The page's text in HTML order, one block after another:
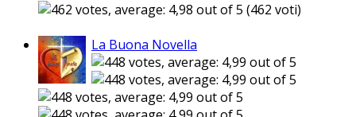
(462 voti)
La Buona Novella